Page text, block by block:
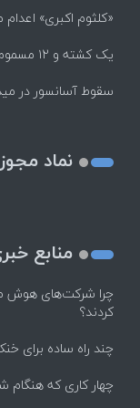
«کلثوم اکبری»
یک کشته و ۱۲ مسموم بر اثر مصرف مشروبات الکلی در نیشابور
سقوط آسانسور در میدان
نماد مجوز
منابع
چرا شرکت‌های هوش
کردند؟
چند راه‌ ساده برای
چهار کاری که هنگام